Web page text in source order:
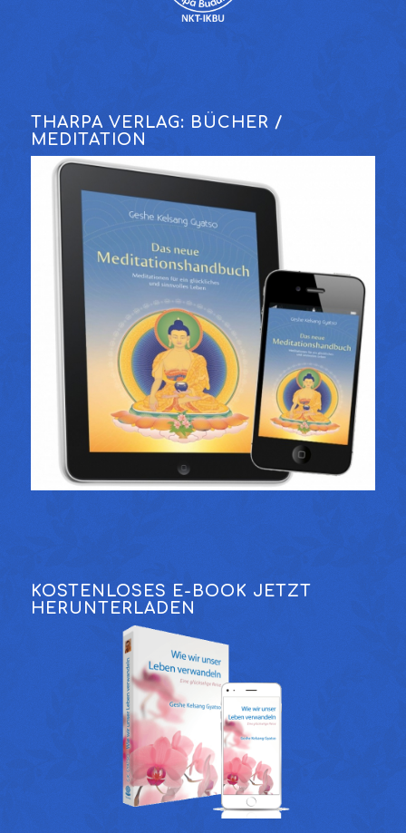
THARPA VERLAG: BÜCHER /
MEDITATION
KOSTENLOSES E-BOOK JETZT
HERUNTERLADEN